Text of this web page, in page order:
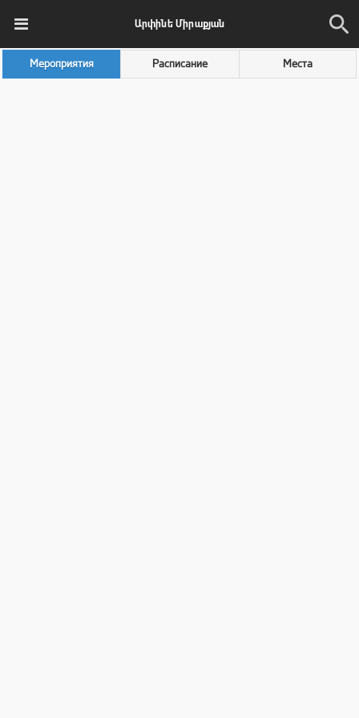
Արփինե Միրաքյան
Мероприятия Расписание Места